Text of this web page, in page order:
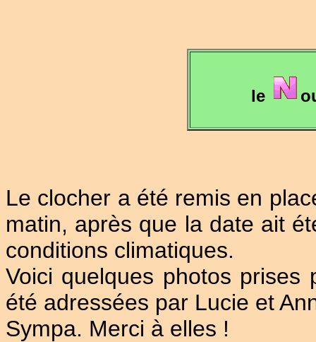
le
Le clocher a été remis en
matin, après que la date ait
conditions climatiques.
Voici quelques photos
été adressées par Lucie et
Sympa. Merci à elles !